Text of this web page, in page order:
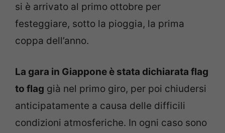
si è arrivato al primo ottobre per
festeggiare, sotto la pioggia, la prima
coppa dell’anno.
La gara in Giappone è stata dichiarata flag
to flag già nel primo giro, per poi chiudersi
anticipatamente a causa delle difficili
condizioni atmosferiche. In ogni caso sono